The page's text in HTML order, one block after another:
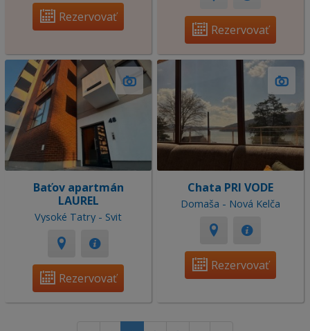
Rezervovať
Rezervovať
Baťov apartmán
LAUREL
Vysoké Tatry - Svit
Rezervovať
Chata PRI VODE
Domaša - Nová Kelča
Rezervovať